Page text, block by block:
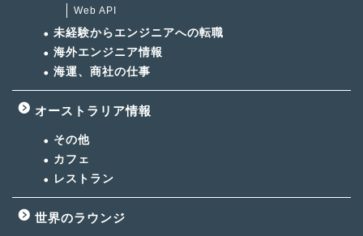
Web API
未経験からエンジニアへの転職
海外エンジニア情報
海運、商社の仕事
オーストラリア情報
その他
カフェ
レストラン
世界のラウンジ